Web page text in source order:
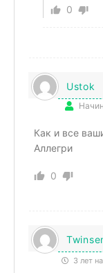
0
Ustok
Как и все
Аллегри
0
3 лет